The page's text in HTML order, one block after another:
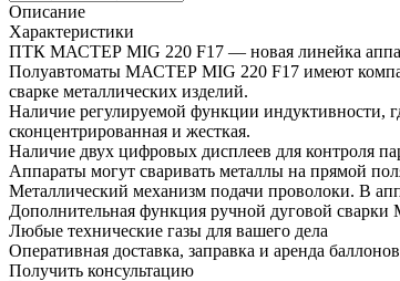
Описание
Характеристики
ПТК МАСТЕР MIG 220 F17 — новая линейка
Полуавтоматы МАСТЕР MIG 220 F17 имеют
сварке металлических изделий.
Наличие регулируемой функции индуктивности,
сконцентрированная и жесткая.
Наличие двух цифровых дисплеев для контроля
Аппараты могут сваривать металлы на прямой
Металлический механизм подачи проволоки. В
Дополнительная функция ручной дуговой
Любые технические газы для вашего дела
Оперативная доставка, заправка и аренда
Получить консультацию